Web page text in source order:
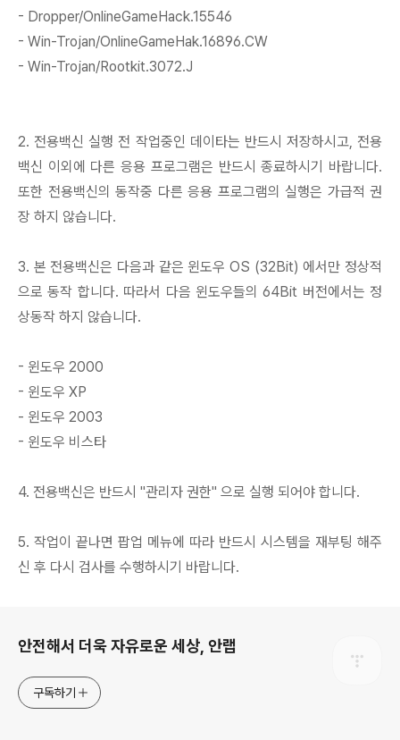
- Dropper/OnlineGameHack.15546
- Win-Trojan/OnlineGameHak.16896.CW
- Win-Trojan/Rootkit.3072.J
2. 전용백신 실행 전 작업중인 데이타는 반드시 저장하시고, 전용
백신 이외에 다른 응용 프로그램은 반드시 종료하시기 바랍니다.
또한 전용백신의 동작중 다른 응용 프로그램의 실행은 가급적 권
장 하지 않습니다.
3. 본 전용백신은 다음과 같은 윈도우 OS (32Bit) 에서만 정상적
으로 동작 합니다. 따라서 다음 윈도우들의 64Bit 버전에서는 정
상동작 하지 않습니다.
- 윈도우 2000
- 윈도우 XP
- 윈도우 2003
- 윈도우 비스타
4. 전용백신은 반드시 "관리자 권한" 으로 실행 되어야 합니다.
5. 작업이 끝나면 팝업 메뉴에 따라 반드시 시스템을 재부팅 해주
신 후 다시 검사를 수행하시기 바랍니다.
안전해서 더욱 자유로운 세상, 안랩
구독하기